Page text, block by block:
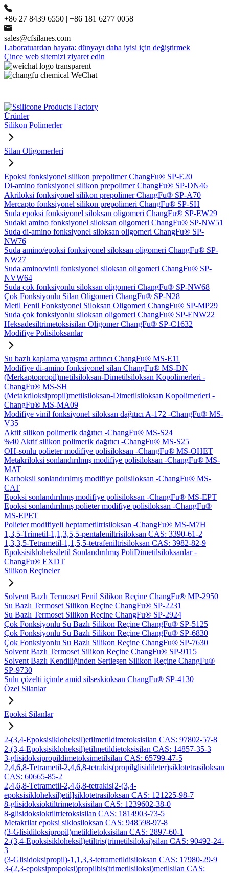
+86 27 8439 6550 | +86 181 6277 0058
sales@cfsilanes.com
Laboratuardan hayata: dünyayı daha iyisi için değiştirmek
Çince web sitemizi ziyaret edin
Ürünler
Silikon Polimerler
Silan Oligomerleri
Epoksi fonksiyonel silikon prepolimer ChangFu® SP-E20
Di-amino fonksiyonel silikon prepolimer ChangFu® SP-DN46
Akriloksi fonksiyonel silikon prepolimer ChangFu® SP-A70
Mercapto fonksiyonel silikon prepolimeri ChangFu® SP-SH
Suda epoksi fonksiyonel siloksan oligomeri ChangFu® SP-EW29
Sudaki amino fonksiyonel siloksan oligomeri ChangFu® SP-NW51
Suda di-amino fonksiyonel siloksan oligomeri ChangFu® SP-
NW76
Suda amino/epoksi fonksiyonel siloksan oligomeri ChangFu® SP-
NW27
Suda amino/vinil fonksiyonel siloksan oligomeri ChangFu® SP-
NVW64
Suda çok fonksiyonlu siloksan oligomeri ChangFu® SP-NW68
Çok Fonksiyonlu Silan Oligomeri ChangFu® SP-N28
Metil Fenil Fonksiyonel Siloksan Oligomeri ChangFu® SP-MP29
Suda çok fonksiyonlu siloksan oligomeri ChangFu® SP-ENW22
Heksadesiltrimetoksisilan Oligomer ChangFu® SP-C1632
Modifiye Polisiloksanlar
Su bazlı kaplama yapışma arttırıcı ChangFu® MS-E11
Modifiye di-amino fonksiyonel silan ChangFu® MS-DN
(Merkaptopropil)metilsiloksan-Dimetilsiloksan Kopolimerleri -
ChangFu® MS-SH
(Metakriloksipropil)metilsiloksan-Dimetilsiloksan Kopolimerleri -
ChangFu® MS-MA09
Modifiye vinil fonksiyonel siloksan dağıtıcı A-172 -ChangFu® MS-
V35
Aktif silikon polimerik dağıtıcı -ChangFu® MS-S24
%40 Aktif silikon polimerik dağıtıcı -ChangFu® MS-S25
OH-sonlu polieter modifiye polisiloksan -ChangFu® MS-OHET
Metakriloksi sonlandırılmış modifiye polisiloksan -ChangFu® MS-
MAT
Karboksil sonlandırılmış modifiye polisiloksan -ChangFu® MS-
CAT
Epoksi sonlandırılmış modifiye polisiloksan -ChangFu® MS-EPT
Epoksi sonlandırılmış polieter modifiye polisiloksan -ChangFu®
MS-EPET
Polieter modifiyeli heptametiltrisiloksan -ChangFu® MS-M7H
1,3,5-Trimetil-1,1,3,5,5-pentafeniltrisiloksan CAS: 3390-61-2
1,3,3,5-Tetrametil-1,1,5,5-tetrafeniltrisiloksan CAS: 3982-82-9
Epoksisikloheksiletil Sonlandırılmış PoliDimetilsiloksanlar -
ChangFu® EXDT
Silikon Reçineler
Solvent Bazlı Termoset Fenil Silikon Reçine ChangFu® MP-2950
Su Bazlı Termoset Silikon Reçine ChangFu® SP-2231
Su Bazlı Termoset Silikon Reçine ChangFu® SP-2924
Çok Fonksiyonlu Su Bazlı Silikon Reçine ChangFu® SP-5125
Çok Fonksiyonlu Su Bazlı Silikon Reçine ChangFu® SP-6830
Çok Fonksiyonlu Su Bazlı Silikon Reçine ChangFu® SP-7630
Solvent Bazlı Termoset Silikon Reçine ChangFu® SP-9115
Solvent Bazlı Kendiliğinden Sertleşen Silikon Reçine ChangFu®
SP-9730
Sulu çözelti içinde amid silseskioksan ChangFu® SP-4130
Özel Silanlar
Epoksi Silanlar
2-(3,4-Epoksisikloheksil)etilmetildimetoksisilan CAS: 97802-57-8
2-(3,4-Epoksisikloheksil)etilmetildietoksisilan CAS: 14857-35-3
3-glisidoksipropildimetoksimetilsilan CAS: 65799-47-5
2,4,6,8-Tetrametil-2,4,6,8-tetrakis(propilglisidileter)siklotetrasiloksan
CAS: 60665-85-2
2,4,6,8-Tetrametil-2,4,6,8-tetrakis[2-(3,4-
epoksisikloheksil)etil]siklotetrasiloksan CAS: 121225-98-7
8-glisidoksioktiltrimetoksisilan CAS: 1239602-38-0
8-glisidoksioktiltrietoksisilan CAS: 1814903-73-5
Metakrilat epoksi siklosiloksan CAS: 948598-97-8
(3-Glisidiloksipropil)metildietoksisilan CAS: 2897-60-1
2-(3,4-Epoksisikloheksil)etiltris(trimetilsiloksi)silan CAS: 90492-24-
3
(3-Glisidoksipropil)-1,1,3,3-tetrametildisiloksan CAS: 17980-29-9
3-(2,3-epoksipropoksi)propilbis(trimetilsiloksi)metilsilan CAS: